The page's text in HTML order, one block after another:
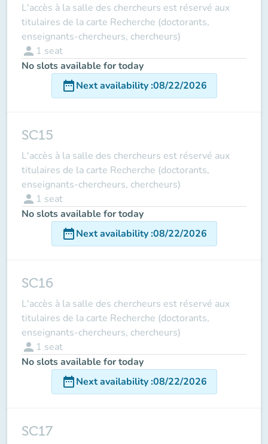
L'accès à la salle des chercheurs est réservé aux
titulaires de la carte Recherche (doctorants,
enseignants-chercheurs, chercheurs)
person 1 seat
No slots available for today
date_rangeNext availability:08/22/2026
SC15
L'accès à la salle des chercheurs est réservé aux
titulaires de la carte Recherche (doctorants,
enseignants-chercheurs, chercheurs)
person 1 seat
No slots available for today
date_rangeNext availability:08/22/2026
SC16
L'accès à la salle des chercheurs est réservé aux
titulaires de la carte Recherche (doctorants,
enseignants-chercheurs, chercheurs)
person 1 seat
No slots available for today
date_rangeNext availability:08/22/2026
SC17